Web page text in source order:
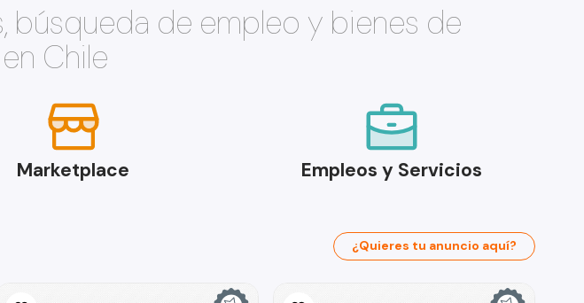
búsqueda de empleo y bienes de
Chile
Marketplace Empleos y Servicios
¿Quieres tu anuncio aquí?